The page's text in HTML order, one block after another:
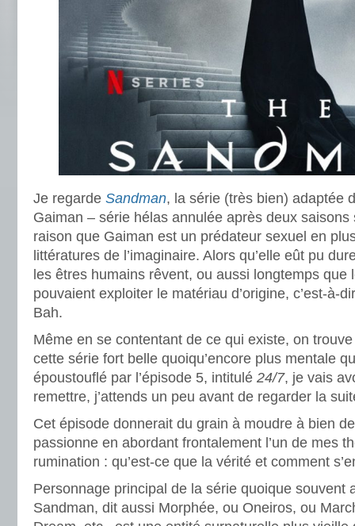
Je regarde Sandman, la série (très bien) adaptée
Gaiman – série hélas annulée après deux
raison que Gaiman est un prédateur sexuel en
littératures de l’imaginaire. Alors qu’elle eût pu
les êtres humains rêvent, ou aussi longtemps que
pouvaient exploiter le matériau d’origine, c’est-à-
Bah.
Même en se contentant de ce qui existe, on
cette série fort belle quoiqu’encore plus mentale
époustouflé par l’épisode 5, intitulé 24/7, je vais
remettre, j’attends un peu avant de regarder la
Cet épisode donnerait du grain à moudre à bien
passionne en abordant frontalement l’un de mes
rumination : qu’est-ce que la vérité et comment
Personnage principal de la série quoique souvent
Sandman, dit aussi Morphée, ou Oneiros, ou